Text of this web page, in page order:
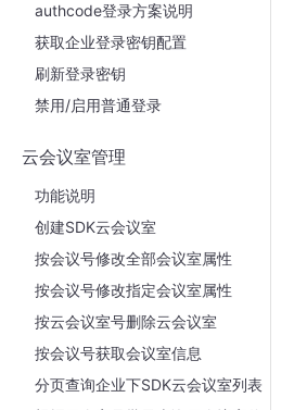
authcode登录方案说明
获取企业登录密钥配置
刷新登录密钥
禁用/启用普通登录
云会议室管理
功能说明
创建SDK云会议室
按会议号修改全部会议室属性
按会议号修改指定会议室属性
按云会议室号删除云会议室
按会议号获取会议室信息
分页查询企业下SDK云会议室列表